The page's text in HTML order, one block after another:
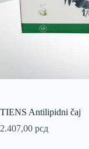
TIENS Antilipidni čaj
2.407,00 рсд